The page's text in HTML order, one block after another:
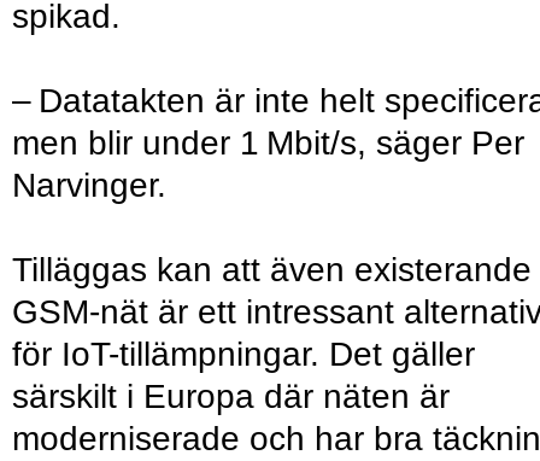
spikad.
– Datatakten är inte helt
men blir under 1 Mbit/s, säger Per
Narvinger.
Tilläggas kan att även existerande
GSM-nät är ett intressant
för IoT-tillämpningar. Det gäller
särskilt i Europa där näten är
moderniserade och har bra